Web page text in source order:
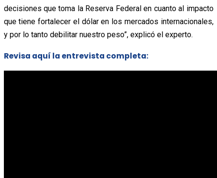
decisiones que toma la Reserva Federal en cuanto al impacto
que tiene fortalecer el dólar en los mercados internacionales,
y por lo tanto debilitar nuestro peso”, explicó el experto.
Revisa aquí la entrevista completa: